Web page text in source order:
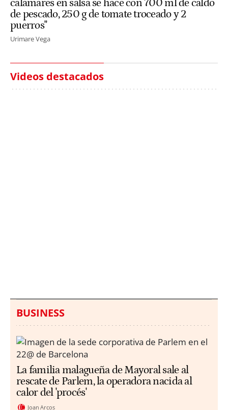
calamares en salsa se hace con 700 ml de caldo
de pescado, 250 g de tomate troceado y 2
puerros"
Urimare Vega
Videos destacados
BUSINESS
La familia malagueña de Mayoral sale al
rescate de Parlem, la operadora nacida al
calor del 'procés'
Joan Arcos